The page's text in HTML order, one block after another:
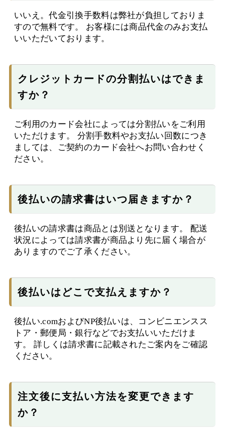
いいえ。代金引換手数料は弊社が負担しておりま
すので無料です。 お客様には商品代金のみお支払
いいただいております。
クレジットカードの分割払いはできま
すか？
ご利用のカード会社によっては分割払いをご利用
いただけます。 分割手数料やお支払い回数につき
ましては、ご契約のカード会社へお問い合わせく
ださい。
後払いの請求書はいつ届きますか？
後払いの請求書は商品とは別送となります。 配送
状況によっては請求書が商品より先に届く場合が
ありますのでご了承ください。
後払いはどこで支払えますか？
後払い.comおよびNP後払いは、コンビニエンスス
トア・郵便局・銀行などでお支払いいただけま
す。 詳しくは請求書に記載されたご案内をご確認
ください。
注文後に支払い方法を変更できます
か？